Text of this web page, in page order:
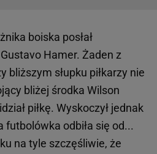
boiska posłał
Hamer. Żaden z
bliższym słupku piłkarzy nie
bliżej środka Wilson
piłkę. Wyskoczył jednak
futbolówka odbiła się od...
na tyle szczęśliwie, że